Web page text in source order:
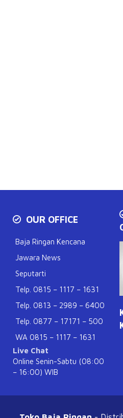
OUR OFFICE
Baja Ringan Kencana
Jawara News
Seputarti
Telp. 0815 – 1117 – 1631
Telp. 0813 – 2989 – 6400
Telp. 0877 – 17171 – 500
WA 0815 – 1117 – 1631
Live Chat
Online Senin-Sabtu (08:00
– 16:00) WIB